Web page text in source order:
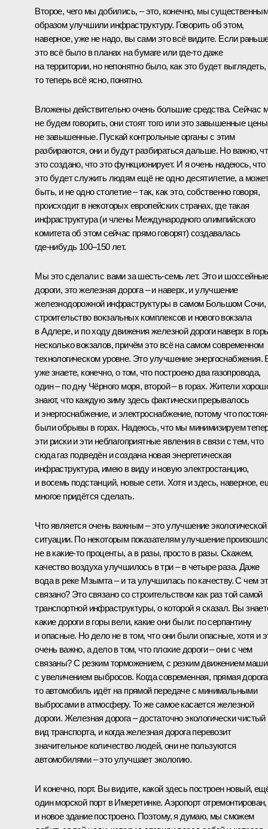
Второе, чего мы добились, – это, конечно, мы
образом улучшили инфраструктуру. Говорить об этом,
наверное, уже не надо, вы сами это всё видите. Если
это всё было в планах на бумаге или где‑то даже
на территории, но непонятно было, как это будет выглядеть,
то теперь всё ясно, понятно.
Вложены действительно очень большие средства. Сейчас
не будем говорить, они стоят того или это завышенные
не завышенные. Пускай контрольные органы с этим
разбираются, они и будут разбираться дальше. Но важно,
это создано, что это функционирует. И я очень надеюсь, что
это будет служить людям ещё не одно десятилетие, а
быть, и не одно столетие – так, как это, собственно говоря,
происходит в некоторых европейских странах, где такая
инфраструктура (и члены Международного олимпийского
комитета об этом сейчас прямо говорят) создавалась
где‑нибудь 100–150 лет.
Мы это сделали с вами за шесть-семь лет. Это и шоссейные
дороги, это железная дорога – и наверх, и улучшение
железнодорожной инфраструктуры в самом Большом Сочи,
строительство вокзальных комплексов и нового вокзала
в Адлере, и по ходу движения железной дороги наверх в
несколько вокзалов, причём это всё на самом современном
технологическом уровне. Это улучшение энергоснабжения.
уже знаете, конечно, о том, что построено два газопровода,
один – по дну Чёрного моря, второй – в горах. Жители
знают, что каждую зиму здесь фактически прерывалось
и энергоснабжение, и электроснабжение, потому что
были обрывы в горах. Надеюсь, что мы минимизируем
эти риски и эти неблагоприятные явления в связи с тем, что
сюда газ подведён и создана новая энергетическая
инфраструктура, имею в виду и новую электростанцию,
и восемь подстанций, новые сети. Хотя и здесь, наверное,
многое придётся сделать.
Что является очень важным – это улучшение экологической
ситуации. По некоторым показателям улучшение произошло
не в какие‑то проценты, а в разы, просто в разы. Скажем,
качество воздуха улучшилось в три – в четыре раза. Даже
вода в реке Мзымта – и та улучшилась по качеству. С чем
связано? Это связано со строительством как раз той самой
транспортной инфраструктуры, о которой я сказал. Вы
какие дороги в горы вели, какие они были: по серпантину
и опасные. Но дело не в том, что они были опасные, хотя и
очень важно, а дело в том, что плохие дороги – они с чем
связаны? С резким торможением, с резким движением
с увеличением выбросов. Когда современная, прямая
то автомобиль идёт на прямой передаче с минимальными
выбросами в атмосферу. То же самое касается железной
дороги. Железная дорога – достаточно экологически чистый
вид транспорта, и когда железная дорога перевозит
значительное количество людей, они не пользуются
автомобилями – это улучшает экологию.
И конечно, порт. Вы видите, какой здесь построен новый,
один морской порт в Имеретинке. Аэропорт отремонтирован,
и новое здание построено. Поэтому, я думаю, мы сможем